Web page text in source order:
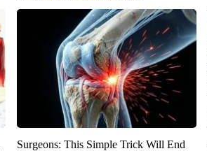
Surgeons: This Simple Trick Will End